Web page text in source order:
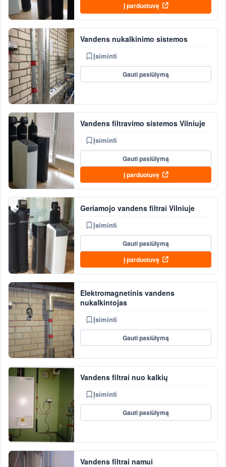
Į parduotuvę
Vandens nukalkinimo sistemos
Įsiminti
Gauti pasiūlymą
Vandens filtravimo sistemos Vilniuje
Įsiminti
Gauti pasiūlymą
Į parduotuvę
Geriamojo vandens filtrai Vilniuje
Įsiminti
Gauti pasiūlymą
Į parduotuvę
Elektromagnetinis vandens
nukalkintojas
Įsiminti
Gauti pasiūlymą
Vandens filtrai nuo kalkių
Įsiminti
Gauti pasiūlymą
Vandens filtrai namui